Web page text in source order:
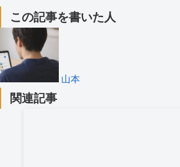
この記事を書いた人
山本
関連記事